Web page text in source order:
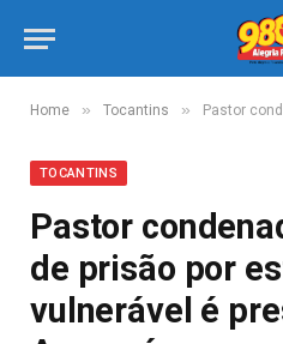
Home » Tocantins » Pastor condenado a
TOCANTINS
Pastor
de prisão por
vulnerável é